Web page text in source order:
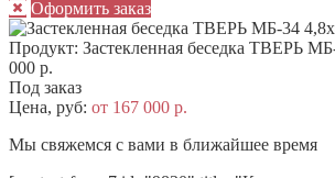
Оформить заказ
Продукт: Застекленная беседка ТВЕРЬ
000 р.
Под заказ
Цена, руб: от 167 000 р.
Мы свяжемся с вами в ближайшее время